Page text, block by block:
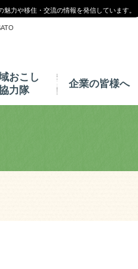
力や移住・交流の情報を発信しています。
おこし
力隊
企業の皆様へ